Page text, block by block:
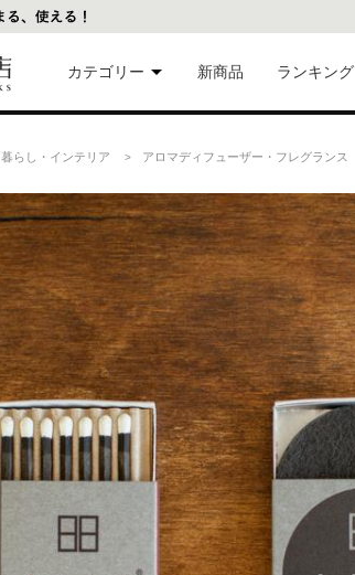
カテゴリー
美術品
本
映像・音
楽
文具
雑貨
家電
新商品 ランキング
暮らし・インテリア > アロマディフューザー・フレグランス